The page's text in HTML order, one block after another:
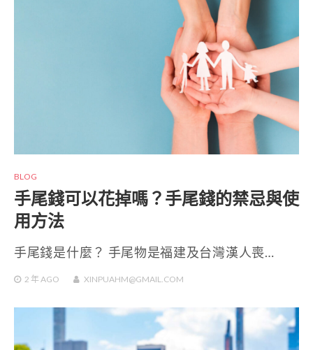
BLOG
手尾錢可以花掉嗎？手尾錢的禁忌與使
用方法
手尾錢是什麼？ 手尾物是福建及台灣漢人喪…
2 年AGO XINPUAHM@GMAIL.COM